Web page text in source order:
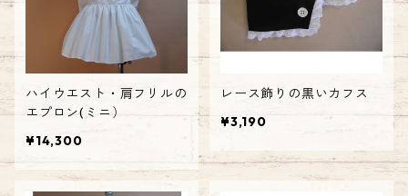
ハイウエスト・肩フリルの
エプロン(ミニ）
¥14,300
レース飾りの黒いカフス
¥3,190